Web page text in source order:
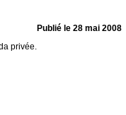
Publié le 28 mai 2008
privée.